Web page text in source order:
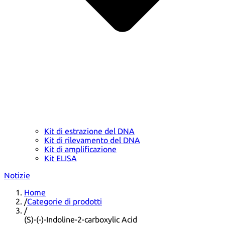
Kit di estrazione del DNA
Kit di rilevamento del DNA
Kit di amplificazione
Kit ELISA
Notizie
Home
/Categorie di prodotti
/
(S)-(-)-Indoline-2-carboxylic Acid